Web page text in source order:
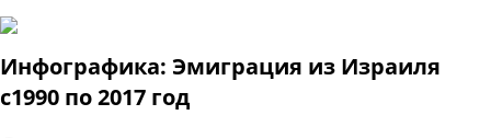
Инфографика: Эмиграция из Израиля
с1990 по 2017 год